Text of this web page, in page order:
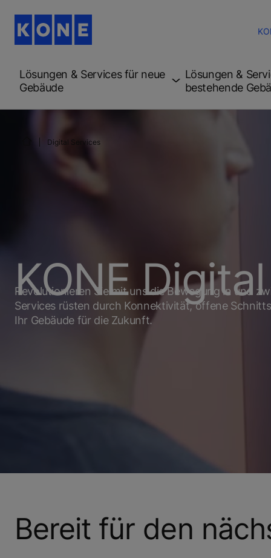
Lösungen & Services für neue
Gebäude
Lösungen &
bestehende
Digital Services
KONE
Revolutionieren Sie mit uns die Bewegung in und
Services rüsten durch Konnektivität, offene
Ihr Gebäude für die Zukunft.
Bereit für den